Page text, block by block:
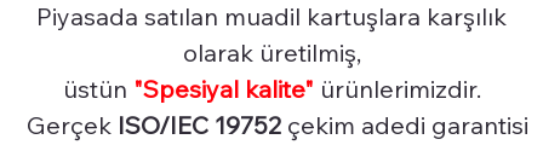
Piyasada satılan muadil kartuşlara karşılık
olarak üretilmiş,
üstün "Spesiyal kalite" ürünlerimizdir.
Gerçek ISO/IEC 19752 çekim adedi garantisi